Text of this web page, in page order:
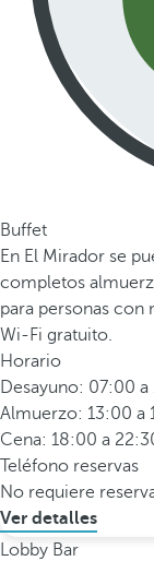
Buffet
En El Mirador se
completos
para personas con
Wi-Fi gratuito.
Horario
Desayuno: 07:00 a
Almuerzo: 13:00 a
Cena: 18:00 a
Teléfono reservas
No requiere
Ver detalles
Lobby Bar